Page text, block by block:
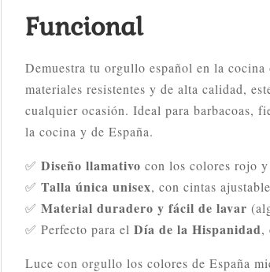
Funcional
Demuestra tu orgullo español en la
materiales resistentes y de alta calidad,
cualquier ocasión. Ideal para barbacoas,
la cocina y de España.
✅ Diseño llamativo con los colores rojo
✅ Talla única unisex, con cintas
✅ Material duradero y fácil de lavar
✅ Perfecto para el Día de la Hispanidad,
Luce con orgullo los colores de España